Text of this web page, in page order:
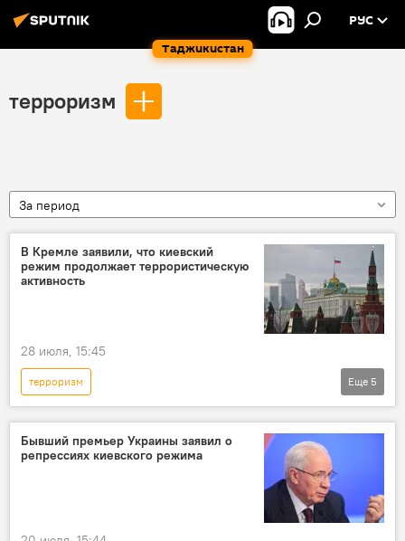
Таджикистан
РУС
терроризм
За период
В Кремле заявили, что киевский
режим продолжает террористическую
активность
28 июля, 15:45
терроризм
Спецоперация России по защите Донбасса: последние новости
Россия
Украина
Дмитрий Песков
конфликт
Еще 5
Бывший премьер Украины заявил о
репрессиях киевского режима